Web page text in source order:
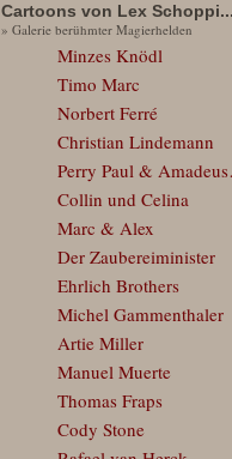
Cartoons von Lex Schoppi...
» Galerie berühmter Magierhelden
Minzes Knödl
Timo Marc
Norbert Ferré
Christian Lindemann
Perry Paul &
Collin und Celina
Marc & Alex
Der Zaubereiminister
Ehrlich Brothers
Michel Gammenthaler
Artie Miller
Manuel Muerte
Thomas Fraps
Cody Stone